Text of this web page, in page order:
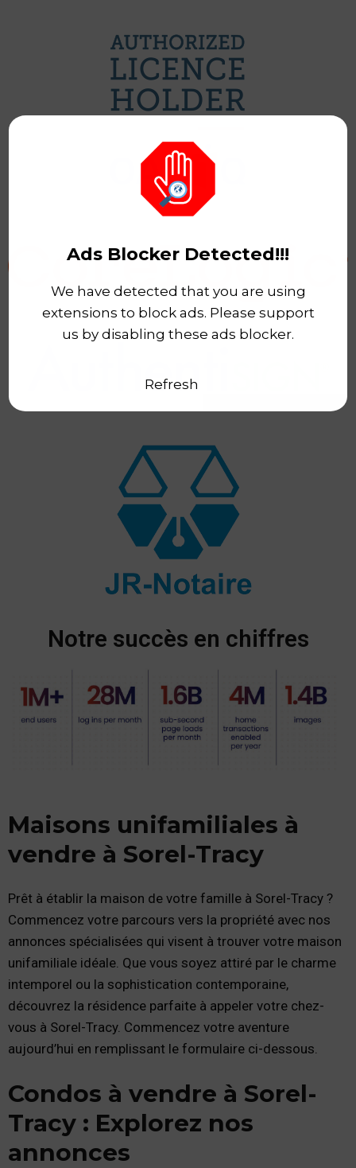
Notre succès en chiffres
Maisons unifamiliales à
vendre à Sorel-Tracy
Prêt à établir la maison de votre famille à Sorel-Tracy ?
Commencez votre parcours vers la propriété avec nos
annonces spécialisées qui visent à trouver votre maison
unifamiliale idéale. Que vous soyez attiré par le charme
intemporel ou la sophistication contemporaine,
découvrez la résidence parfaite à appeler votre chez-
vous à Sorel-Tracy. Commencez votre aventure
aujourd’hui en remplissant le formulaire ci-dessous.
Condos à vendre à Sorel-
Tracy : Explorez nos
annonces
Ads Blocker Detected!!!
We have detected that you are using
extensions to block ads. Please support
us by disabling these ads blocker.
Refresh